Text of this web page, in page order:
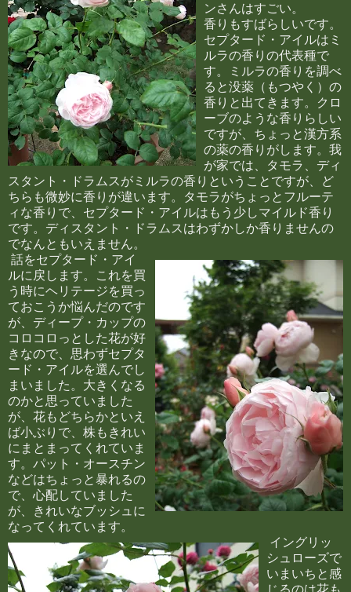
ンさんはすごい。
香りもすばらしいです。
セプタード・アイルはミ
ルラの香りの代表種で
す。ミルラの香りを調べ
ると没薬（もつやく）の
香りと出てきます。クロ
ーブのような香りらしい
ですが、ちょっと漢方系
の薬の香りがします。我
が家では、タモラ、ディ
スタント・ドラムスがミルラの香りということですが、ど
ちらも微妙に香りが違います。タモラがちょっとフルーテ
ィな香りで、セプタード・アイルはもう少しマイルド香り
です。ディスタント・ドラムスはわずかしか香りませんの
でなんともいえません。
話をセプタード・アイ
ルに戻します。これを買
う時にヘリテージを買っ
ておこうか悩んだのです
が、ディープ・カップの
コロコロっとした花が好
きなので、思わずセプタ
ード・アイルを選んでし
まいました。大きくなる
のかと思っていました
が、花もどちらかといえ
ば小ぶりで、株もきれい
にまとまってくれていま
す。パット・オースチン
などはちょっと暴れるの
で、心配していました
が、きれいなブッシュに
なってくれています。
イングリッ
シュローズで
いまいちと感
じるのは花も